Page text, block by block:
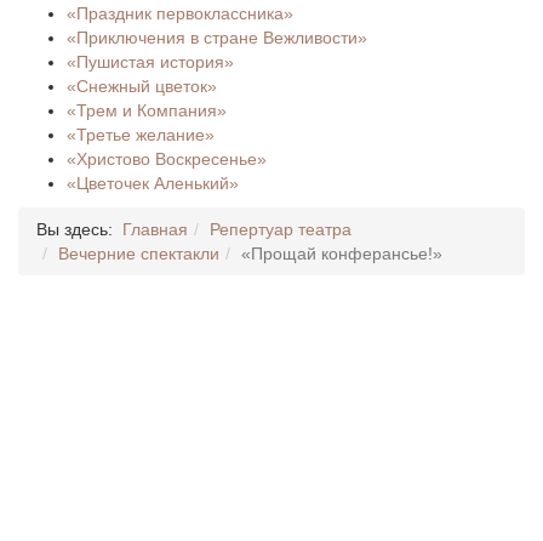
«Праздник первоклассника»
«Приключения в стране Вежливости»
«Пушистая история»
«Снежный цветок»
«Трем и Компания»
«Третье желание»
«Христово Воскресенье»
«Цветочек Аленький»
Вы здесь: Главная
Репертуар театра
Вечерние спектакли
«Прощай конферансье!»